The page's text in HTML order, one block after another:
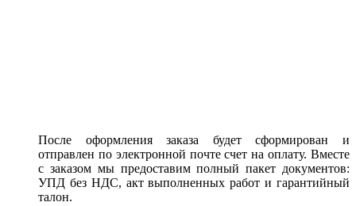
После оформления заказа будет сформирован и
отправлен по электронной почте счет на оплату. Вместе
с заказом мы предоставим полный пакет документов:
УПД без НДС, акт выполненных работ и гарантийный
талон.